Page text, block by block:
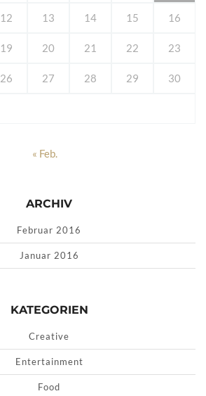
12 13 14 15 16
19 20 21 22 23
26 27 28 29 30
« Feb.
ARCHIV
Februar 2016
Januar 2016
KATEGORIEN
Creative
Entertainment
Food